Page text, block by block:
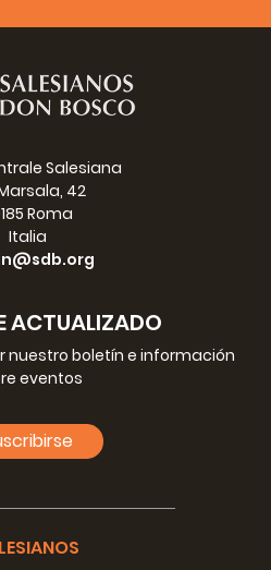
Salesiana
42
Roma
Italia
ACTUALIZADO
nuestro boletín e información
eventos